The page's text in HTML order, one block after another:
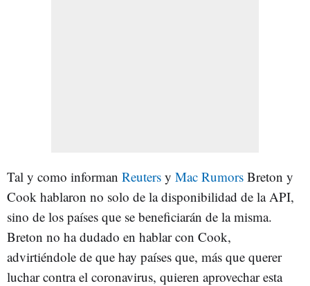
Tal y como informan Reuters y Mac Rumors Breton y
Cook hablaron no solo de la disponibilidad de la API,
sino de los países que se beneficiarán de la misma.
Breton no ha dudado en hablar con Cook,
advirtiéndole de que hay países que, más que querer
luchar contra el coronavirus, quieren aprovechar esta